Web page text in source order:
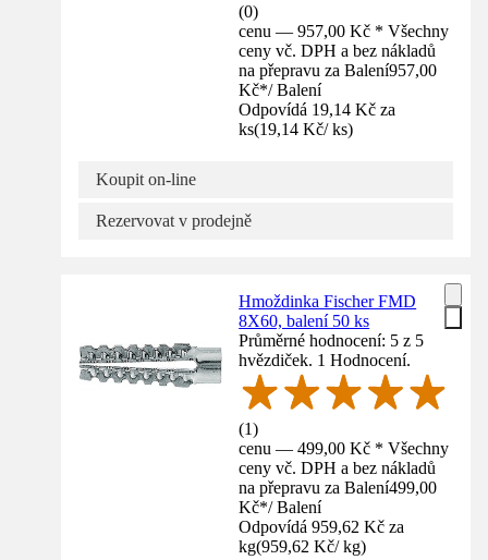
(0)
cenu — 957,00 Kč * Všechny
ceny vč. DPH a bez nákladů
na přepravu za Balení957,00
Kč*/ Balení
Odpovídá 19,14 Kč za
ks(19,14 Kč/ ks)
Koupit on-line
Rezervovat v prodejně
Hmoždinka Fischer FMD
8X60, balení 50 ks
Průměrné hodnocení: 5 z 5
hvězdiček. 1 Hodnocení.
(1)
cenu — 499,00 Kč * Všechny
ceny vč. DPH a bez nákladů
na přepravu za Balení499,00
Kč*/ Balení
Odpovídá 959,62 Kč za
kg(959,62 Kč/ kg)